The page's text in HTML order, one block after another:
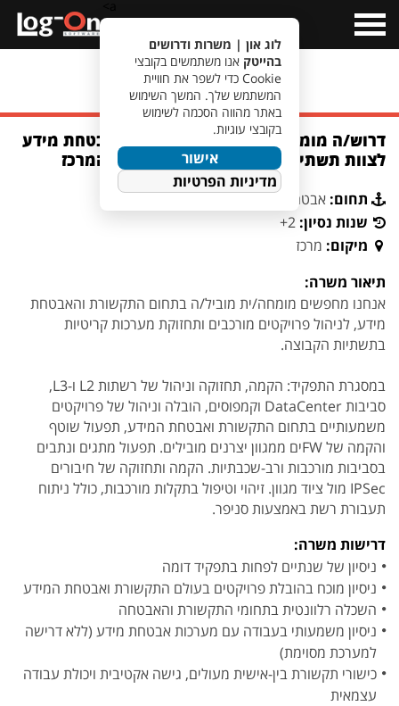
Menu
מעבר לחיפוש משרות
דרוש/ה מומחה/ית תשתיות תקשורת ואבטחת מידע
לצוות תשתיות ליבה בארגון גדול באזור המרכז
תחום: אבטחת מידע וסייבר
שנות נסיון: 2+
מיקום: מרכז
תיאור משרה:
אנחנו מחפשים מומחה/ית מוביל/ה בתחום התקשורת והאבטחת
מידע, לניהול פרויקטים מורכבים ותחזוקת מערכות קריטיות
בתשתיות הקבוצה.
במסגרת התפקיד: הקמה, תחזוקה וניהול של רשתות L2 ו-L3,
סביבות DataCenter וקמפוסים, הובלה וניהול של פרויקטים
משמעותיים בתחום התקשורת ואבטחת המידע, תפעול שוטף
והקמה של FWים ממגוון יצרנים מובילים. תפעול מתגים ונתבים
בסביבות מורכבות ורב-שכבתיות. הקמה ותחזוקה של חיבורים
IPSec מול ציוד מגוון. זיהוי וטיפול בתקלות מורכבות, כולל ניתוח
תעבורת רשת באמצעות סניפר.
דרישות משרה:
ניסיון של שנתיים לפחות בתפקיד דומה
ניסיון מוכח בהובלת פרויקטים בעולם התקשורת ואבטחת המידע
השכלה רלוונטית בתחומי התקשורת והאבטחה
ניסיון משמעותי בעבודה עם מערכות אבטחת מידע (ללא דרישה
למערכת מסוימת)
כישורי תקשורת בין-אישית מעולים, גישה אקטיבית ויכולת עבודה
עצמאית
לוג און | משרות ודרושים
בהייטק אנו משתמשים בקובצי
Cookie כדי לשפר את חוויית
המשתמש שלך. המשך השימוש
באתר מהווה הסכמה לשימוש
בקובצי עוגיות.
אישור
מדיניות הפרטיות